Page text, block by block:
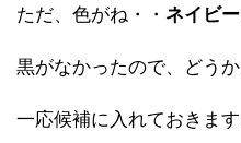
ただ、色がね・・ ネイビー
黒がなかったので、どう
一応候補に入れておきます